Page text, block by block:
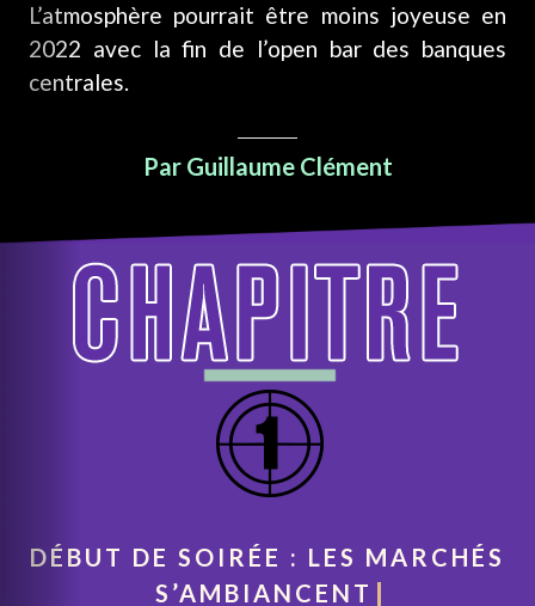
L’atmosphère pourrait être moins joyeuse en
2022 avec la fin de l’open bar des banques
centrales.
Par Guillaume Clément
DÉBUT DE SOIRÉE : LES MARCHÉS
S’AMBIANCENT